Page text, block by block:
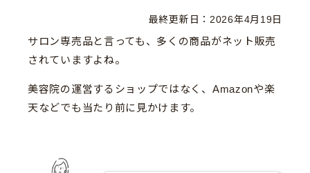
最終更新日： 2026年4月19日
サロン専売品と言っても、多くの商品がネット販売
されていますよね。
美容院の運営するショップではなく、Amazonや楽
天などでも当たり前に見かけます。